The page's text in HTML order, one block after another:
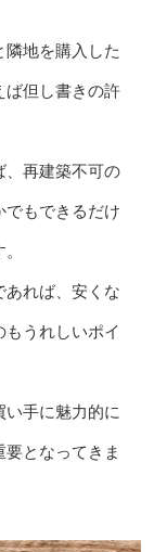
地を購入した
ば但し書きの許
、再建築不可の
でもできるだけ
あれば、安くな
もうれしいポイ
い手に魅力的に
となってきま